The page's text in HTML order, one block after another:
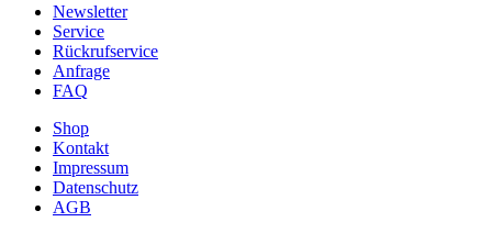
Newsletter
Service
Rückrufservice
Anfrage
FAQ
Shop
Kontakt
Impressum
Datenschutz
AGB